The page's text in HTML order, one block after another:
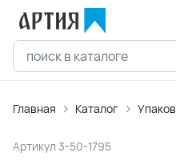
Главная Каталог
Артикул 3-50-1795